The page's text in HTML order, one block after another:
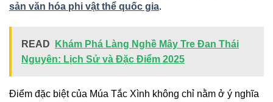
sản văn hóa phi vật thể quốc gia.
READ
Khám Phá Làng Nghề Mây Tre Đan Thái
Nguyên: Lịch Sử và Đặc Điểm 2025
Điểm đặc biệt của Múa Tắc Xình không chỉ nằm ở ý nghĩa